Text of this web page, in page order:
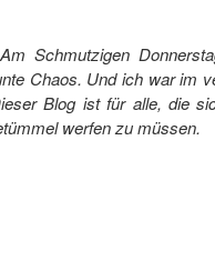
Schmutzigen
Chaos. Und ich war im
Blog ist für alle, die
werfen zu müssen.